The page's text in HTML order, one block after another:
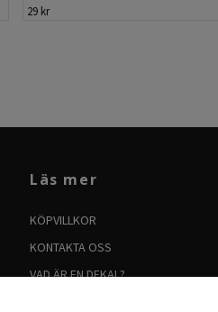
29 kr
Läs mer
KÖPVILLKOR
KONTAKTA OSS
VAD ÄR EN DEKAL?